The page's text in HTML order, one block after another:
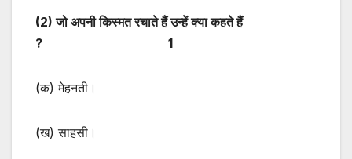
(2) जो अपनी किस्मत रचाते हैं उन्हें क्या कहते हैं
? 1
(क) मेहनती।
(ख) साहसी।